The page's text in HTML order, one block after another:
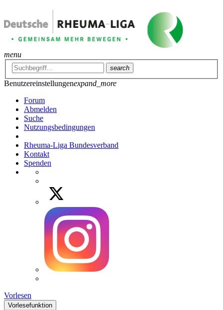
menu
search
Benutzereinstellungenexpand_more
Forum
Abmelden
Suche
Nutzungsbedingungen
Rheuma-Liga Bundesverband
Kontakt
Spenden
Vorlesen
Vorlesefunktion